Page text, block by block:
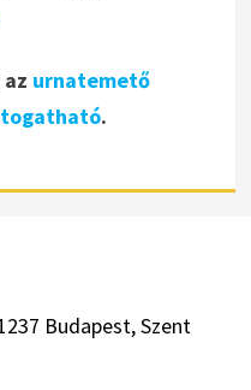
urnatemető
.
Budapest, Szent